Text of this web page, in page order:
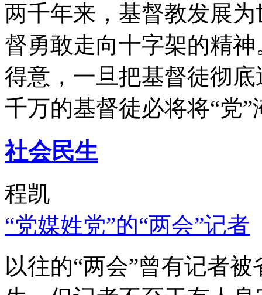
两千年来，基督教发展
督勇敢走向十字架的精
得意，一旦把基督徒彻
千万的基督徒必将将“党”
社会民生
程凯
“党媒姓党”的“两会”记者
以往的“两会”曾有记者